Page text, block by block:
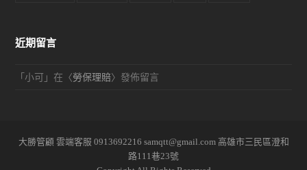
近期留言
「 小可 」在〈勞保理賠〉發佈留言
大勝管顧 雲端客服 0913692216 samqtt@gmail.com 高雄市三民區澄和
路111巷23號